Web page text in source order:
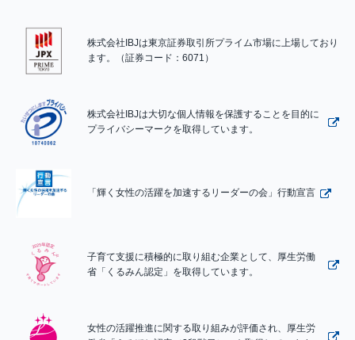
株式会社IBJは東京証券取引所プライム市場に上場しており
ます。（証券コード：6071）
株式会社IBJは大切な個人情報を保護することを目的に
プライバシーマークを取得しています。
「輝く女性の活躍を加速するリーダーの会」行動宣言
子育て支援に積極的に取り組む企業として、厚生労働
省「くるみん認定」を取得しています。
女性の活躍推進に関する取り組みが評価され、厚生労